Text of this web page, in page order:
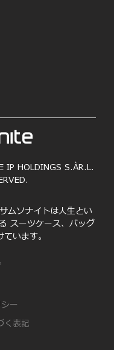
HOLDINGS S.ÀR.L.
ムソナイトは人生とい
スーツケース、バッグ
います。
ー
く表記